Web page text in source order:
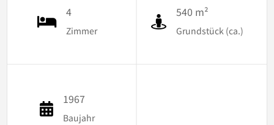
4
Zimmer
540 m²
Grundstück (ca.)
1967
Baujahr